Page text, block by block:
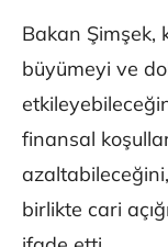
Bakan Şimşek,
büyümeyi ve
finansal
birlikte cari